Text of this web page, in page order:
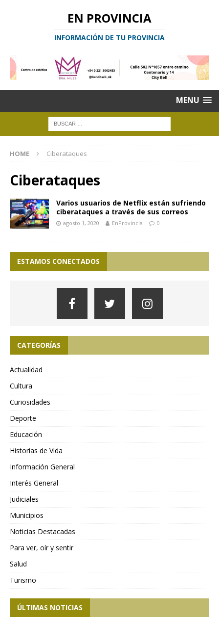
EN PROVINCIA
INFORMACIÓN DE TU PROVINCIA
MENU
HOME Ciberataques
Ciberataques
Varios usuarios de Netflix están sufriendo
ciberataques a través de sus correos
agosto 1, 2020 EnProvincia 0
ESTAMOS CONECTADOS
CATEGORÍAS
Actualidad
Cultura
Curiosidades
Deporte
Educación
Historias de Vida
Información General
Interés General
Judiciales
Municipios
Noticias Destacadas
Para ver, oír y sentir
Salud
Turismo
ÚLTIMAS NOTICIAS